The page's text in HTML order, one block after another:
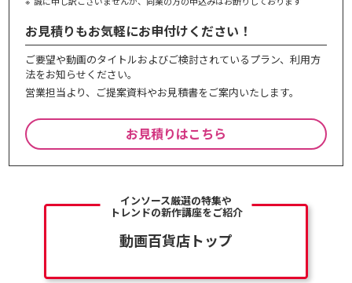
お見積りもお気軽にお申付けください！
ご要望や動画のタイトルおよびご検討されているプラン、利⽤⽅
法をお知らせください。
営業担当より、ご提案資料やお⾒積書をご案内いたします。
お見積りはこちら
インソース厳選の特集や
トレンドの新作講座をご紹介
動画百貨店トップ